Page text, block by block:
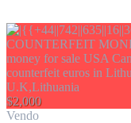
$2,000
Vendo